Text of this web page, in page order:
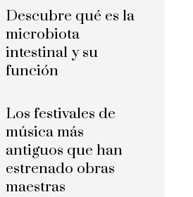
Descubre qué es la
microbiota
intestinal y su
función
Los festivales de
música más
antiguos que han
estrenado obras
maestras